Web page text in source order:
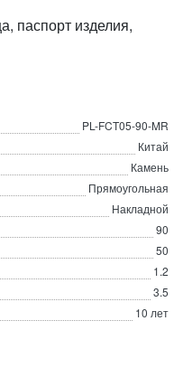
паспорт изделия,
PL-FCT05-90-MR
Китай
Камень
Прямоугольная
Накладной
90
50
1.2
3.5
10 лет